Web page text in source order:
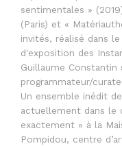
sentimentales »
(Paris) et «
invités, réalisé dans
d'exposition des
Guillaume
programmateur/
Un ensemble inédit
actuellement dans le
exactement » à la
Pompidou, centre